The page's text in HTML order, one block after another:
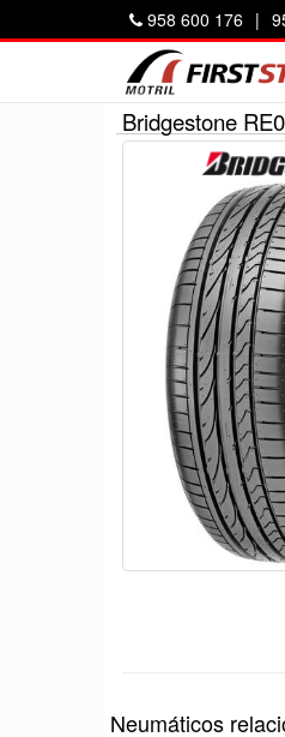
958 600 176 |
Bridgestone
Neumáticos